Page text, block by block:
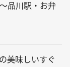
品川駅・お弁
美味しいすぐ